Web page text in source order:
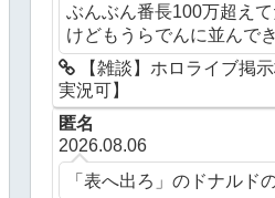
ぶんぶん番長100万超え
けどもうらでんに並んで
【雑談】ホロライブ掲
実況可】
匿名
2026.08.06
「表へ出ろ」のドナルド